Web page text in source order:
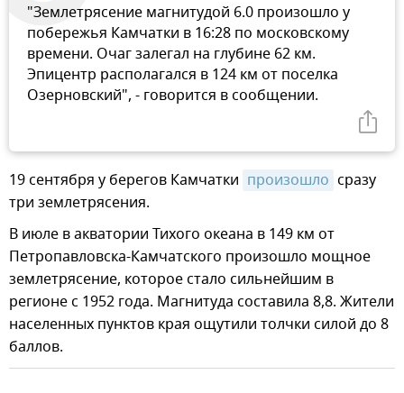
"Землетрясение магнитудой 6.0 произошло у
побережья Камчатки в 16:28 по московскому
времени. Очаг залегал на глубине 62 км.
Эпицентр располагался в 124 км от поселка
Озерновский", - говорится в сообщении.
19 сентября у берегов Камчатки произошло сразу
три землетрясения.
В июле в акватории Тихого океана в 149 км от
Петропавловска-Камчатского произошло мощное
землетрясение, которое стало сильнейшим в
регионе с 1952 года. Магнитуда составила 8,8. Жители
населенных пунктов края ощутили толчки силой до 8
баллов.